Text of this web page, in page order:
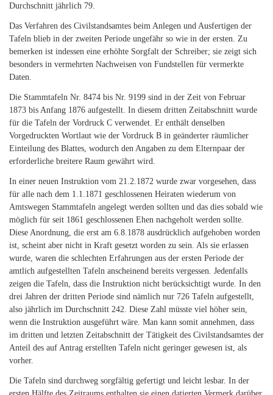
Durchschnitt jährlich 79.
Das Verfahren des Civilstandsamtes beim Anlegen und Ausfertigen der
Tafeln blieb in der zweiten Periode ungefähr so wie in der ersten. Zu
bemerken ist indessen eine erhöhte Sorgfalt der Schreiber; sie zeigt sich
besonders in vermehrten Nachweisen von Fundstellen für vermerkte
Daten.
Die Stammtafeln Nr. 8474 bis Nr. 9199 sind in der Zeit von Februar
1873 bis Anfang 1876 aufgestellt. In diesem dritten Zeitabschnitt wurde
für die Tafeln der Vordruck C verwendet. Er enthält denselben
Vorgedruckten Wortlaut wie der Vordruck B in geänderter räumlicher
Einteilung des Blattes, wodurch den Angaben zu dem Elternpaar der
erforderliche breitere Raum gewährt wird.
In einer neuen Instruktion vom 21.2.1872 wurde zwar vorgesehen, dass
für alle nach dem 1.1.1871 geschlossenen Heiraten wiederum von
Amtswegen Stammtafeln angelegt werden sollten und das dies sobald wie
möglich für seit 1861 geschlossenen Ehen nachgeholt werden sollte.
Diese Anordnung, die erst am 6.8.1878 ausdrücklich aufgehoben worden
ist, scheint aber nicht in Kraft gesetzt worden zu sein. Als sie erlassen
wurde, waren die schlechten Erfahrungen aus der ersten Periode der
amtlich aufgestellten Tafeln anscheinend bereits vergessen. Jedenfalls
zeigen die Tafeln, dass die Instruktion nicht berücksichtigt wurde. In den
drei Jahren der dritten Periode sind nämlich nur 726 Tafeln aufgestellt,
also jährlich im Durchschnitt 242. Diese Zahl müsste viel höher sein,
wenn die Instruktion ausgeführt wäre. Man kann somit annehmen, dass
im dritten und letzten Zeitabschnitt der Tätigkeit des Civilstandsamtes der
Anteil des auf Antrag erstellten Tafeln nicht geringer gewesen ist, als
vorher.
Die Tafeln sind durchweg sorgfältig gefertigt und leicht lesbar. In der